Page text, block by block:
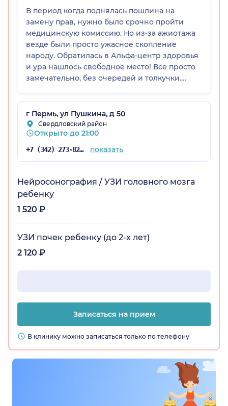
В период когда поднялась пошлина на
замену прав, нужно было срочно пройти
медицинскую комиссию. Но из-за ажиотажа
везде были просто ужасное скопление
народу. Обратилась в Альфа-центр здоровья
и ура нашлось свободное место! Все просто
замечательно, без очередей и толкучки.
счастливая ушла домой. Клинику советую.
Спасибо!
г Пермь, ул Пушкина, д 50
Свердловский район
Открыто до 21:00
+7 (342) 273-82-37 показать
Нейросонография / УЗИ головного мозга
ребенку
1 520 ₽
УЗИ почек ребенку (до 2-х лет)
2 120 ₽
Записаться на прием
В клинику можно записаться только по телефону